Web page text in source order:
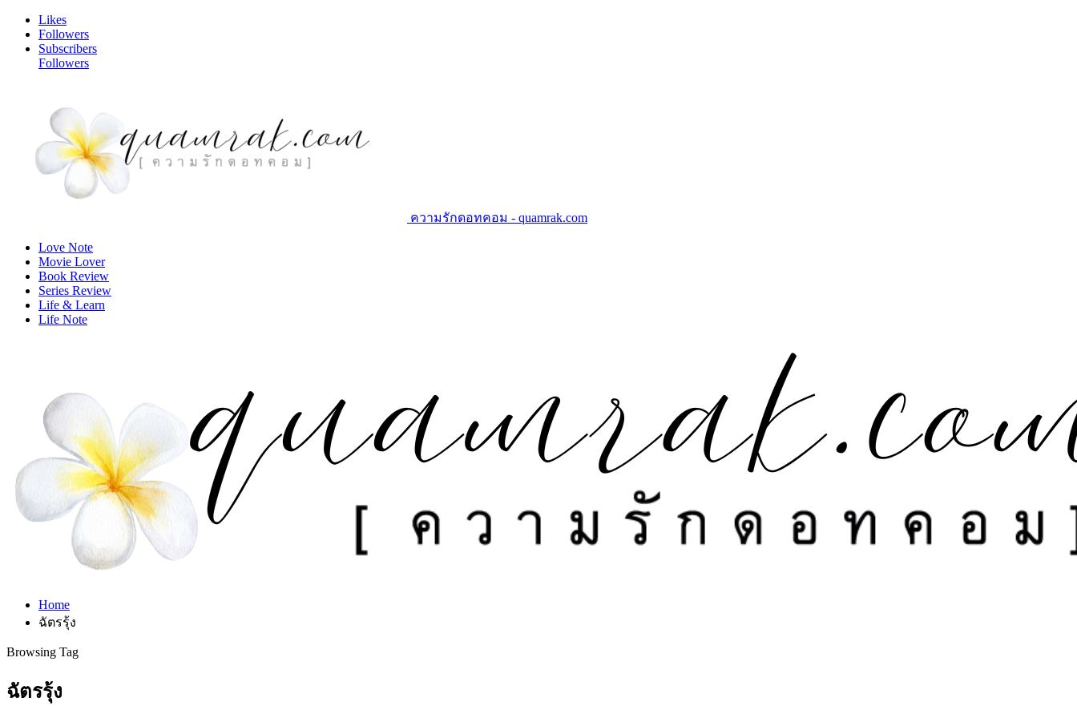
Likes
Followers
Subscribers
Followers
ความรักดอทคอม - quamrak.com
Love Note
Movie Lover
Book Review
Series Review
Life & Learn
Life Note
Home
ฉัตรรุ้ง
Browsing Tag
ฉัตรรุ้ง